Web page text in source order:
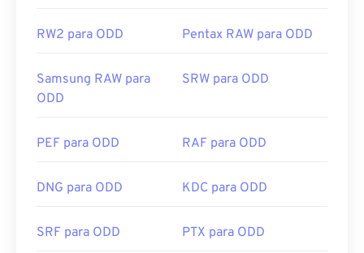
RW2 para ODD Pentax RAW para ODD
Samsung RAW para
ODD
SRW para ODD
PEF para ODD RAF para ODD
DNG para ODD KDC para ODD
SRF para ODD PTX para ODD